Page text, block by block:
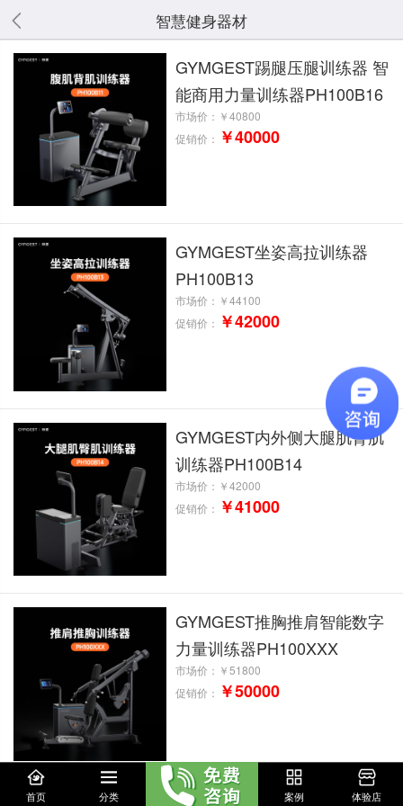
智慧健身器材
GYMGEST踢腿压腿训练器 智
能商用力量训练器PH100B16
市场价： ￥40800
促销价： ￥40000
GYMGEST坐姿高拉训练器
PH100B13
市场价： ￥44100
促销价： ￥42000
GYMGEST内外侧大腿肌臀肌
训练器PH100B14
市场价： ￥42000
促销价： ￥41000
GYMGEST推胸推肩智能数字
力量训练器PH100XXX
市场价： ￥51800
促销价： ￥50000
首页 分类 案例 体验店